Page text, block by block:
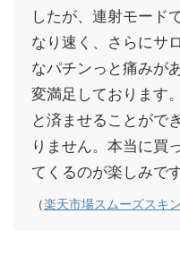
したが、連射モード
なり速く、さらにサ
なパチンっと痛みが
変満足しております
と済ませることがで
りません。本当に買
てくるのが楽しみで
（楽天市場スムーズスキ